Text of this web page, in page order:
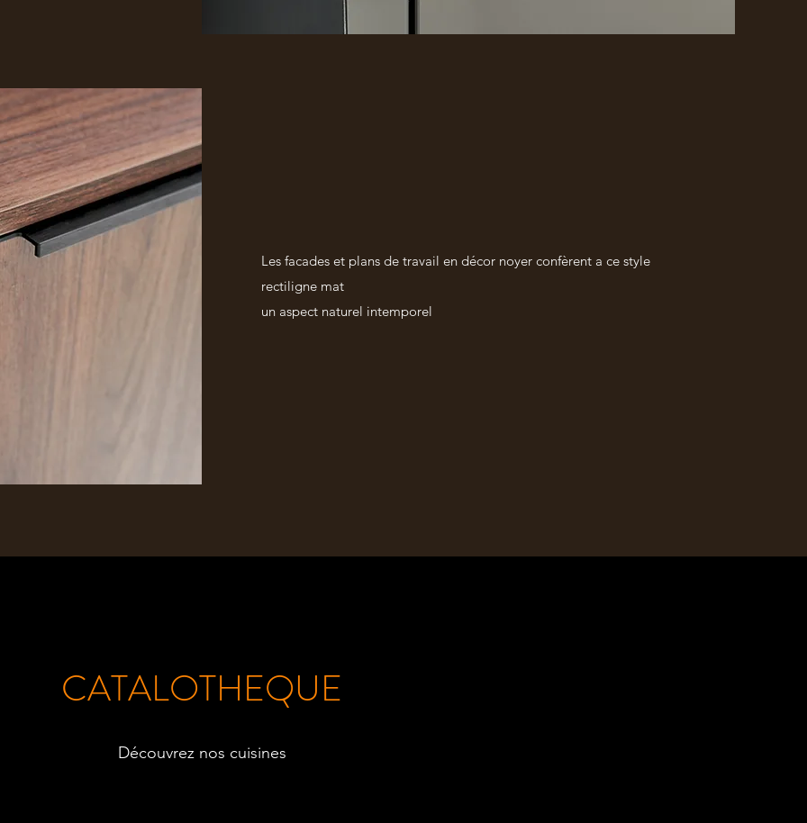
Les facades et plans de travail en décor noyer confèrent a ce style
rectiligne mat
un aspect naturel intemporel
CATALOTHEQUE
Découvrez nos cuisines